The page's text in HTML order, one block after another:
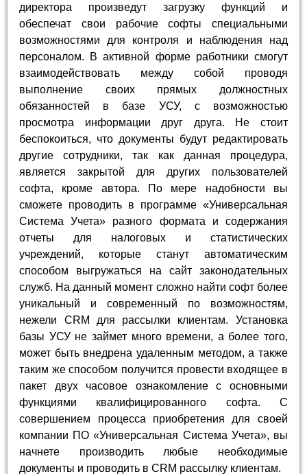
директора произведут загрузку функций и
обеспечат свои рабочие софты специальными
возможностями для контроля и наблюдения над
персоналом. В активной форме работники смогут
взаимодействовать между собой проводя
выполнение своих прямых должностных
обязанностей в базе УСУ, с возможностью
просмотра информации друг друга. Не стоит
беспокоиться, что документы будут редактировать
другие сотрудники, так как данная процедура,
является закрытой для других пользователей
софта, кроме автора. По мере надобности вы
сможете проводить в программе «Универсальная
Система Учета» разного формата и содержания
отчеты для налоговых и статистических
учреждений, которые станут автоматическим
способом выгружаться на сайт законодательных
служб. На данный момент сложно найти софт более
уникальный и современный по возможностям,
нежели CRM для рассылки клиентам. Установка
базы УСУ не займет много времени, а более того,
может быть внедрена удаленным методом, а также
таким же способом получится провести входящее в
пакет двух часовое ознакомление с основными
функциями квалифицированного софта. С
совершением процесса приобретения для своей
компании ПО «Универсальная Система Учета», вы
начнете производить любые необходимые
документы и проводить в CRM рассылку клиентам.